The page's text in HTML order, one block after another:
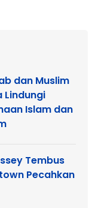
dan Muslim
Lindungi
Islam dan
Tembus
Pecahkan